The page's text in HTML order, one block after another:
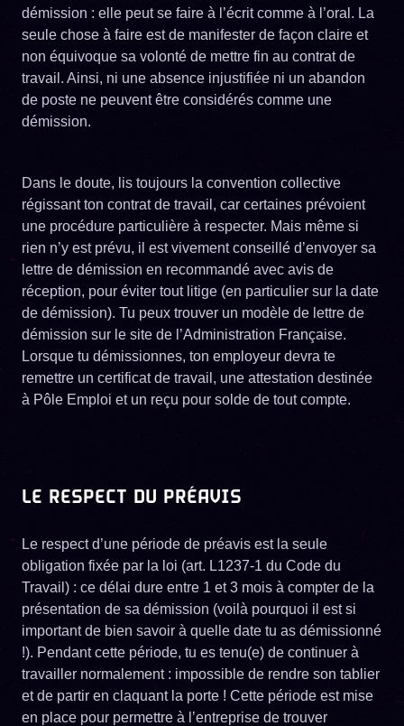
démission : elle peut se faire à l’écrit comme à l’oral. La
seule chose à faire est de manifester de façon claire et
non équivoque sa volonté de mettre fin au contrat de
travail. Ainsi, ni une absence injustifiée ni un abandon
de poste ne peuvent être considérés comme une
démission.
Dans le doute, lis toujours la convention collective
régissant ton contrat de travail, car certaines prévoient
une procédure particulière à respecter. Mais même si
rien n’y est prévu, il est vivement conseillé d’envoyer sa
lettre de démission en recommandé avec avis de
réception, pour éviter tout litige (en particulier sur la date
de démission). Tu peux trouver un modèle de lettre de
démission sur le site de l’Administration Française.
Lorsque tu démissionnes, ton employeur devra te
remettre un certificat de travail, une attestation destinée
à Pôle Emploi et un reçu pour solde de tout compte.
LE RESPECT DU PRÉAVIS
Le respect d’une période de préavis est la seule
obligation fixée par la loi (art. L1237-1 du Code du
Travail) : ce délai dure entre 1 et 3 mois à compter de la
présentation de sa démission (voilà pourquoi il est si
important de bien savoir à quelle date tu as démissionné
!). Pendant cette période, tu es tenu(e) de continuer à
travailler normalement : impossible de rendre son tablier
et de partir en claquant la porte ! Cette période est mise
en place pour permettre à l’entreprise de trouver